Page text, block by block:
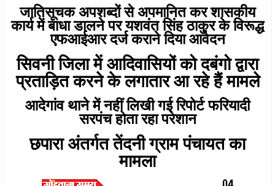
जातिसूचक अपशब्दों से अपमानित कर शासकीय
कार्य में बाधा डालने पर यशवंत सिंह ठाकुर के विरूद्ध
एफआईआर दर्ज कराने दिया आवेदन
सिवनी जिला में आदिवासियों को दबंगो द्वारा
प्रताड़ित करने के लगातार आ रहे हैं मामले
आदेगांव थाने में नहीं लिखी गई रिपोर्ट फरियादी
सरपंच होता रहा परेशान
छपारा अंतर्गत तेंदनी ग्राम पंचायत का
मामला